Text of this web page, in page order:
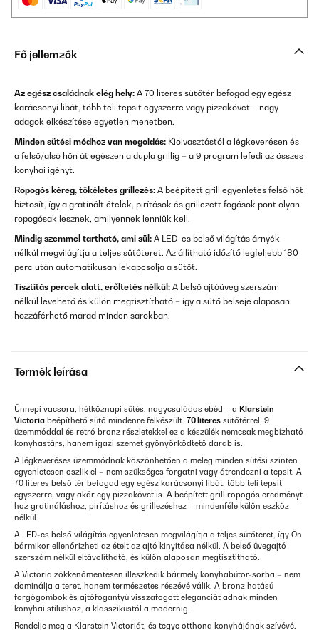
Fő jellemzők
Az egész családnak elég hely: A 70 literes sütőtér befogad egy egész
karácsonyi libát, több teli tepsit egyszerre vagy pizzakövet – nagy
adagok elkészítése egyetlen menetben.
Minden sütési módhoz van megoldás: Kiolvasztástól a légkeverésen és
a felső/alsó hőn át egészen a dupla grillig – a 9 program lefedi az összes
konyhai igényt.
Ropogós kéreg, tökéletes grillezés: A beépített grill egyenletes felső hőt
biztosít, így a gratinált ételek, pirítások és grillezett fogások pont olyan
ropogósak lesznek, amilyennek lenniük kell.
Mindig szemmel tartható, ami sül: A LED-es belső világítás árnyék
nélkül megvilágítja a teljes sütőteret. Az állítható időzítő legfeljebb 180
perc után automatikusan lekapcsolja a sütőt.
Tisztítás percek alatt, erőltetés nélkül: A belső ajtóüveg szerszám
nélkül levehető és külön megtisztítható – így a sütő belseje alaposan
hozzáférhető marad minden sarokban.
Termék leírása
Ünnepi vacsora, hétköznapi sütés, nagycsaládos ebéd – a Klarstein
Victoria beépíthető sütő mindenre felkészült. 70 literes sütőtérrel, 9
üzemmóddal és retró bronz részletekkel ez a készülék nemcsak megbízható
konyhastárs, hanem igazi szemet gyönyörködtető darab is.
A légkeveréses üzemmódnak köszönhetően a meleg minden sütési szinten
egyenletesen oszlik el – nem szükséges forgatni vagy átrendezni a tepsit. A
70 literes belső tér befogad egy egész karácsonyi libát, több teli tepsit
egyszerre, vagy akár egy pizzakövet is. A beépített grill ropogós eredményt
hoz gratináláshoz, pirításhoz és grillezéshez – mindenféle külön eszköz
nélkül.
A LED-es belső világítás egyenletesen megvilágítja a teljes sütőteret, így Ön
bármikor ellenőrizheti az ételt az ajtó kinyitása nélkül. A belső üvegajtó
szerszám nélkül eltávolítható, és külön alaposan megtisztítható.
A Victoria zökkenőmentesen illeszkedik bármely konyhabútor-sorba – nem
dominálja a teret, hanem természetes részévé válik. A bronz hatású
forgógombok és ajtófogantyú visszafogott eleganciát adnak minden
konyhai stílushoz, a klasszikustól a modernig.
Rendelje meg a Klarstein Victoriát, és tegye otthona konyhájának szívévé.